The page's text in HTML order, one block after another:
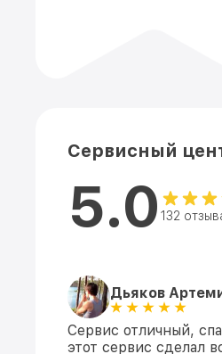
Сервисный
5.0 132
Дьяков
Сервис отличный,
этот сервис сделал